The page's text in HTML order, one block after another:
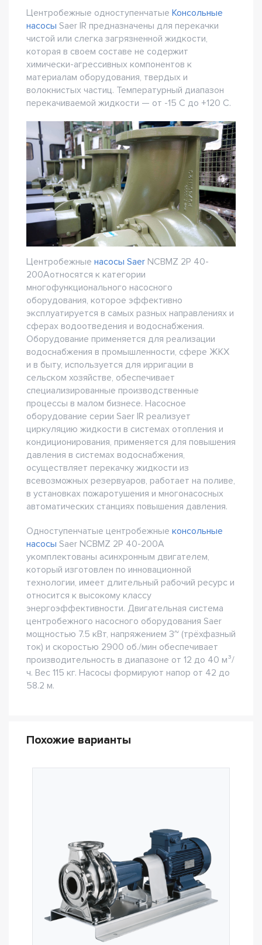
Центробежные одноступенчатые Консольные
насосы Saer IR предназначены для перекачки
чистой или слегка загрязненной жидкости,
которая в своем составе не содержит
химически-агрессивных компонентов к
материалам оборудования, твердых и
волокнистых частиц. Температурный диапазон
перекачиваемой жидкости — от -15 С до +120 С.
Центробежные насосы Saer NCBMZ 2P 40-
200Aотносятся к категории
многофункционального насосного
оборудования, которое эффективно
эксплуатируется в самых разных направлениях и
сферах водоотведения и водоснабжения.
Оборудование применяется для реализации
водоснабжения в промышленности, сфере ЖКХ
и в быту, используется для ирригации в
сельском хозяйстве, обеспечивает
специализированные производственные
процессы в малом бизнесе. Насосное
оборудование серии Saer IR реализует
циркуляцию жидкости в системах отопления и
кондиционирования, применяется для повышения
давления в системах водоснабжения,
осуществляет перекачку жидкости из
всевозможных резервуаров, работает на поливе,
в установках пожаротушения и многонасосных
автоматических станциях повышения давления.
Одноступенчатые центробежные консольные
насосы Saer NCBMZ 2P 40-200A
укомплектованы асинхронным двигателем,
который изготовлен по инновационной
технологии, имеет длительный рабочий ресурс и
относится к высокому классу
энергоэффективности. Двигательная система
центробежного насосного оборудования Saer
мощностью 7.5 кВт, напряжением 3~ (трёхфазный
ток) и скоростью 2900 об./мин обеспечивает
производительность в диапазоне от 12 до 40 м³/
ч. Вес 115 кг. Насосы формируют напор от 42 до
58.2 м.
Похожие варианты